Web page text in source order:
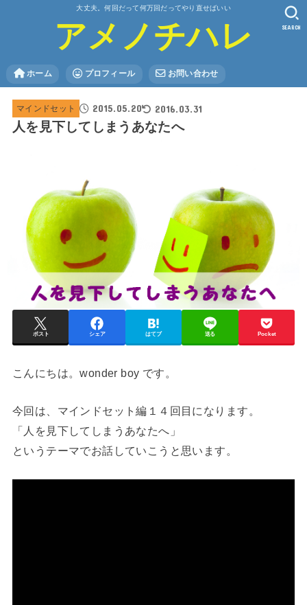
大丈夫。何回だって何万回だってやり直せばいい
アメノチハレ
ホーム プロフィール お問い合わせ
SEARCH
マインドセット 2015.05.20 2016.03.31
人を見下してしまうあなたへ
ポスト シェア はてブ 送る Pocket
こんにちは。wonder boy です。
今回は、マインドセット編１４回目になります。
「人を見下してしまうあなたへ」
というテーマでお話していこうと思います。